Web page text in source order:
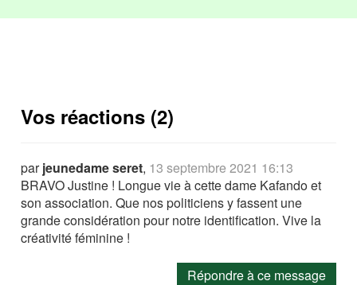
Vos réactions (2)
parjeunedame seret, 13 septembre 2021 16:13
BRAVO Justine ! Longue vie à cette dame Kafando et
son association. Que nos politiciens y fassent une
grande considération pour notre identification. Vive la
créativité féminine !
Répondre à ce message